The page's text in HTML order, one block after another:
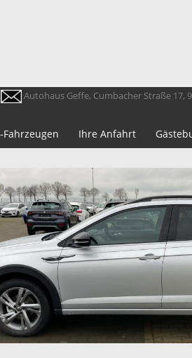
Autohaus Geffe, Cumbacher Straße 17,
Fahrzeugen Ihre Anfahrt